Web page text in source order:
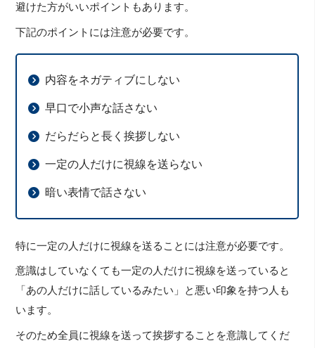
避けた方がいいポイントもあります。
下記のポイントには注意が必要です。
内容をネガティブにしない
早口で小声な話さない
だらだらと長く挨拶しない
一定の人だけに視線を送らない
暗い表情で話さない
特に一定の人だけに視線を送ることには注意が必要です。
意識はしていなくても一定の人だけに視線を送っていると
「あの人だけに話しているみたい」と悪い印象を持つ人も
います。
そのため全員に視線を送って挨拶することを意識してくだ